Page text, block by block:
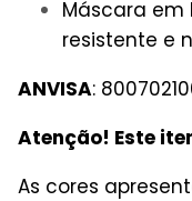
Máscara em
resistente e
ANVISA:
Atenção! Este
As cores